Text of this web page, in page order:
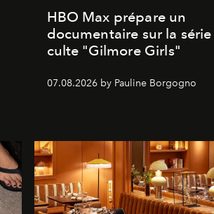
HBO Max prépare un
documentaire sur la série
culte "Gilmore Girls"
07.08.2026 by Pauline Borgogno